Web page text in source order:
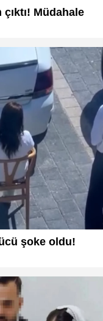
Müdahale
şoke oldu!